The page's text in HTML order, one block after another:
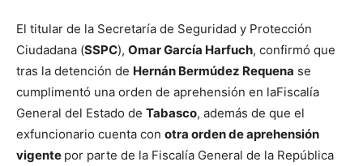
El titular de la Secretaría de Seguridad y Protección
Ciudadana (SSPC), Omar García Harfuch, confirmó que
tras la detención de Hernán Bermúdez Requena se
cumplimentó una orden de aprehensión en laFiscalía
General del Estado de Tabasco, además de que el
exfuncionario cuenta con otra orden de aprehensión
vigente por parte de la Fiscalía General de la República